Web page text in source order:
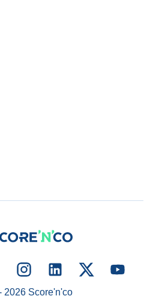
2026Score'n'co